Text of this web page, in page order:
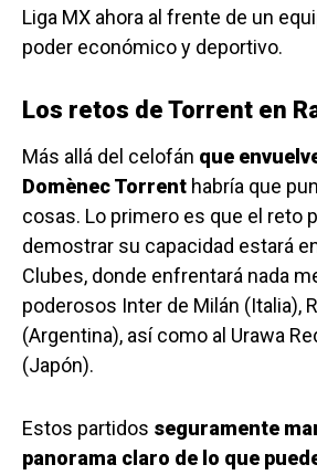
Liga MX ahora al frente de un
poder económico y deportivo.
Los retos de Torrent en
Más allá del celofán que
Domènec Torrent habría que
cosas. Lo primero es que el reto
demostrar su capacidad estará
Clubes, donde enfrentará nada
poderosos Inter de Milán (Italia),
(Argentina), así como al Urawa
(Japón).
Estos partidos seguramente
panorama claro de lo que